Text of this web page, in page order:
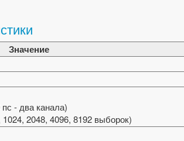
Значение
- два канала)
2048, 4096, 8192 выборок)